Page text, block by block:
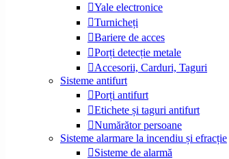
Yale electronice
Turnicheți
Bariere de acces
Porți detecție metale
Accesorii, Carduri, Taguri
Sisteme antifurt
Porți antifurt
Etichete și taguri antifurt
Numărător persoane
Sisteme alarmare la incendiu și efracție
Sisteme de alarmă